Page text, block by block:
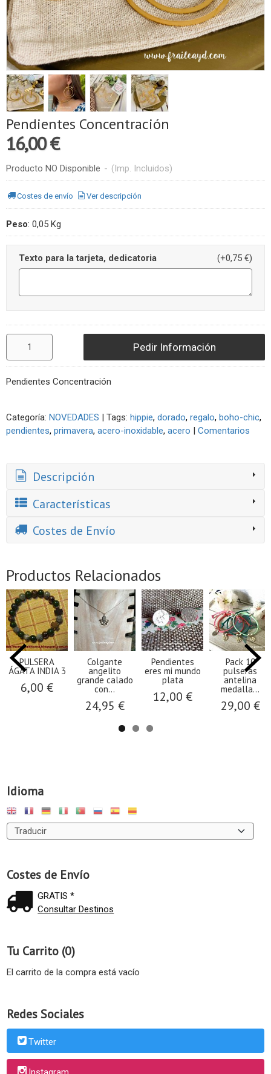
Idioma
Costes de Envío
GRATIS *
Consultar Destinos
Tu Carrito (0)
El carrito de la compra está vacío
Redes Sociales
Twitter
Instagram
Pendientes Concentración
16,00 €
Producto NO Disponible - (Imp. Incluidos)
Costes de envío Ver descripción
Peso: 0,05 Kg
Texto para la tarjeta, dedicatoria (+0,75 €)
Pedir Información
Pendientes Concentración
Categoría: NOVEDADES | Tags: hippie dorado regalo boho-chic
pendientes primavera acero-inoxidable acero | Comentarios
Descripción
Características
Costes de Envío
Productos Relacionados
PULSERA
ÁGATA INDIA 3
6,00 €
Colgante
angelito
grande calado
con...
24,95 €
Pendientes
eres mi mundo
plata
12,00 €
Pack 10
pulseras
antelina
medalla...
29,00 €